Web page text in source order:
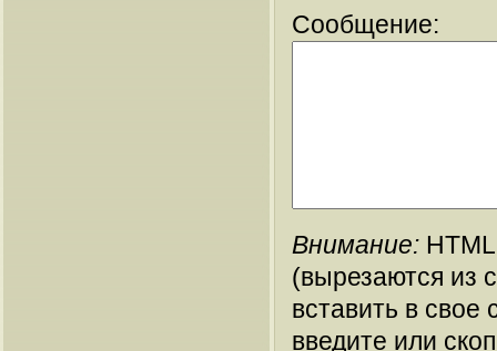
Сообщение:
Внимание:
(вырезаются из
вставить в
введите или